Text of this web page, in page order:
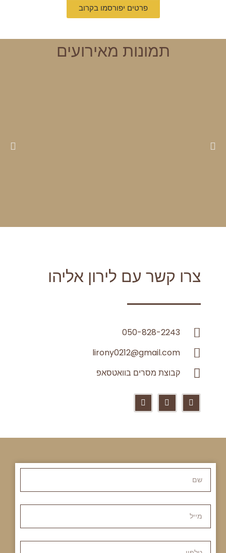
פרטים יפורסמו בקרוב
תמונות מאירועים
צרו קשר עם לירון אליהו
050-828-2243
lirony0212@gmail.com
קבוצת מסרים בוואטסאפ